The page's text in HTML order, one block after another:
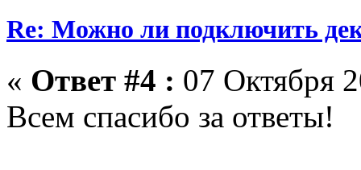
Re: Можно ли подключить
« Ответ #4 : 07 Октября
Всем спасибо за ответы!